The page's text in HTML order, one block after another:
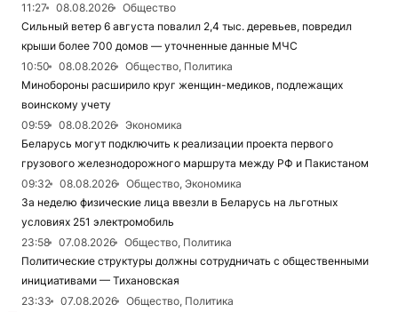
11:27
08.08.2026
Общество
Сильный ветер 6 августа повалил 2,4 тыс. деревьев, повредил
крыши более 700 домов — уточненные данные МЧС
10:50
08.08.2026
Общество, Политика
Минобороны расширило круг женщин-медиков, подлежащих
воинскому учету
09:59
08.08.2026
Экономика
Беларусь могут подключить к реализации проекта первого
грузового железнодорожного маршрута между РФ и Пакистаном
09:32
08.08.2026
Общество, Экономика
За неделю физические лица ввезли в Беларусь на льготных
условиях 251 электромобиль
23:58
07.08.2026
Общество, Политика
Политические структуры должны сотрудничать с общественными
инициативами — Тихановская
23:33
07.08.2026
Общество, Политика